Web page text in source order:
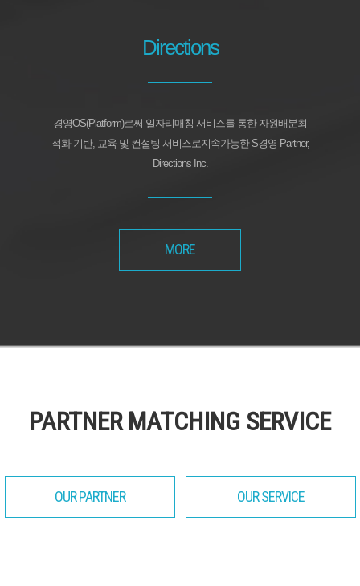
Directions
경영OS(Platform)로써 일자리매칭 서비스를 통한 자원배분최
적화 기반, 교육 및 컨설팅 서비스로지속가능한 S경영 Partner,
Directions Inc.
MORE
PARTNER MATCHING SERVICE
OUR PARTNER OUR SERVICE